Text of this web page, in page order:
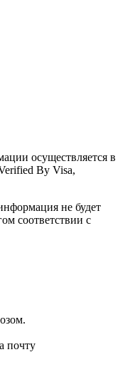
осуществляется в
By Visa,
не будет
соответствии с
почту